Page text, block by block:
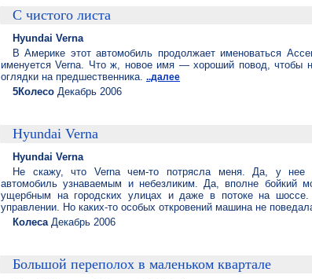
С чистого листа
Hyundai Verna
В Америке этот автомобиль продолжает именоваться
именуется Verna. Что ж, новое имя — хороший повод, чтобы
оглядки на предшественника. ..далее
5Колесо Декабрь 2006
Hyundai Verna
Hyundai Verna
Не скажу, что Verna чем-то потрясла меня. Да, у нее
автомобиль узнаваемым и небезликим. Да, вполне бойкий
ущербным на городских улицах и даже в потоке на
управлении. Но каких-то особых откровений машина не
КолесаДекабрь 2006
Большой переполох в маленьком квартале